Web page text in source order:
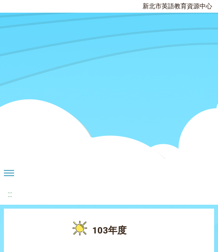
新北市英語教育資源中心
:::
103年度